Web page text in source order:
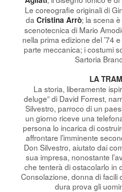
Le coreografie originali di
daCristina Arrò; la scena
scenotecnica di Mario
nella prima edizione del ’74
parte meccanica; i costumi
Sartoria
LA
La storia, liberamente
deluge” di David Forrest,
Silvestro, parroco di un
un giorno riceve una
persona lo incarica di
affrontare l’imminente
Don Silvestro, aiutato dai
sua impresa, nonostante
che tenterà di ostacolarlo in
Consolazione, donna di facili
dura prova gli